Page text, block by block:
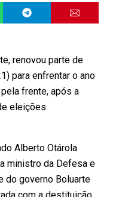
renovou parte de
para enfrentar o ano
frente, após a
eleições
Alberto Otárola
ministro da Defesa e
do governo Boluarte